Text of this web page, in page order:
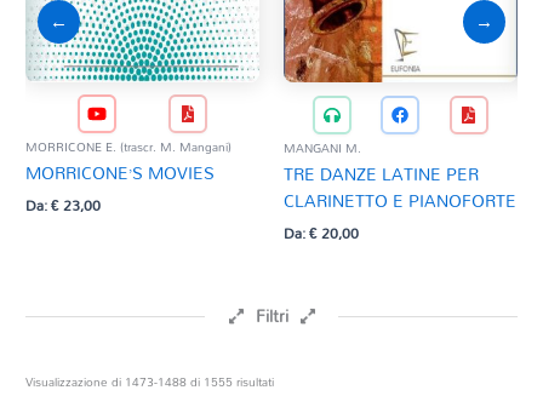
←
MORRICONE E. (trascr. M. Mangani)
MORRICONE’S MOVIES
Da:€23,00
MANGANI M.
TRE DANZE LATINE PER
CLARINETTO E PIANOFORTE
Da:€20,00
→
Filtri
Visualizzazione di 1473-1488 di 1555 risultatiOrdina
in